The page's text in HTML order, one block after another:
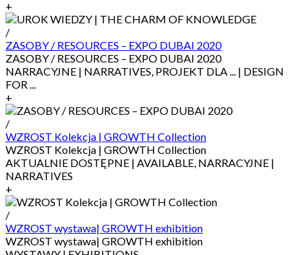
+
/
ZASOBY / RESOURCES – EXPO DUBAI 2020
ZASOBY / RESOURCES – EXPO DUBAI 2020
NARRACYJNE | NARRATIVES, PROJEKT DLA ... | DESIGN
FOR ...
+
/
WZROST Kolekcja | GROWTH Collection
WZROST Kolekcja | GROWTH Collection
AKTUALNIE DOSTĘPNE | AVAILABLE, NARRACYJNE |
NARRATIVES
+
/
WZROST wystawa| GROWTH exhibition
WZROST wystawa| GROWTH exhibition